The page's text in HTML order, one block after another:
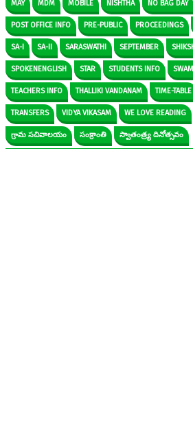
MAY MDM MOBILE NISHTHA NO BAG DAY
POST OFFICE INFO PRE-PUBLIC PROCEEDINGS
SA-I SA-II SARASWATHI SEPTEMBER
SPOKENENGLISH STAR STUDENTS INFO
TEACHERS INFO THALLIKI VANDANAM TIME-TABLE
TRANSFERS VIDYA VIKASAM WE LOVE READING
గ్రామ సచివాలయం సంక్రాంతి స్వాతంత్ర్య దినోత్సవం